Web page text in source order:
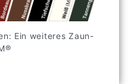
Ein weiteres Zaun-